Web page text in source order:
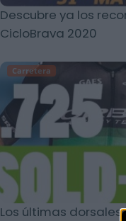
Descubre ya los
CicloBrava 2020
Carretera
Los últimas